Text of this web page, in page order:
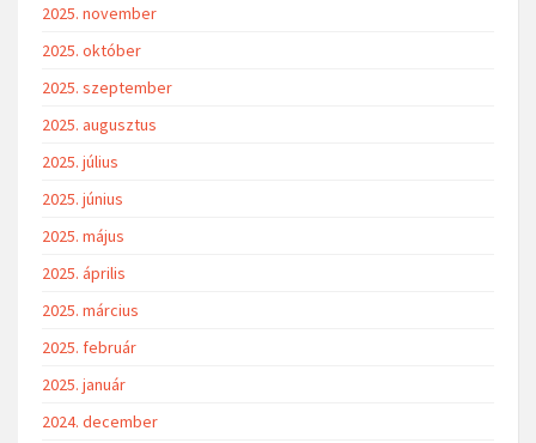
2025. november
2025. október
2025. szeptember
2025. augusztus
2025. július
2025. június
2025. május
2025. április
2025. március
2025. február
2025. január
2024. december